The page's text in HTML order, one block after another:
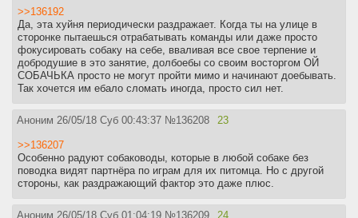
>>136192
Да, эта хуйня периодически раздражает. Когда ты на улице в
сторонке пытаешься отрабатывать команды или даже просто
фокусировать собаку на себе, вваливая все свое терпение и
добродушие в это занятие, долбоебы со своим восторгом ОЙ
СОБАЧЬКА просто не могут пройти мимо и начинают доебывать.
Так хочется им ебало сломать иногда, просто сил нет.
Аноним 26/05/18 Суб 00:43:37 №136208 23
>>136207
Особенно радуют собаководы, которые в любой собаке без
поводка видят партнёра по играм для их питомца. Но с другой
стороны, как раздражающий фактор это даже плюс.
Аноним 26/05/18 Суб 01:04:19 №136209 24